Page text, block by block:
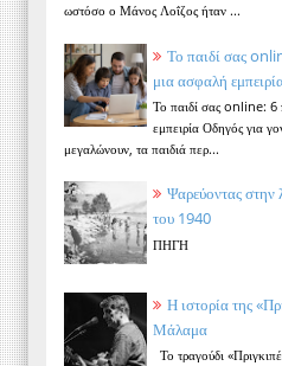
ωστόσο ο Μάνος Λοΐζος ήταν ...
Το παιδί σας
μια ασφαλή
Το παιδί σας online: 6
εμπειρία Οδηγός για
μεγαλώνουν, τα παιδιά περ...
Ψαρεύοντας στην
του 1940
ΠΗΓΗ
Η ιστορία της
Μάλαμα
Το τραγούδι